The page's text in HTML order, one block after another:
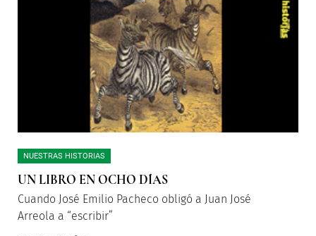
NUESTRAS HISTORIAS
UN LIBRO EN OCHO DÍAS
Cuando José Emilio Pacheco obligó a Juan José
Arreola a “escribir”